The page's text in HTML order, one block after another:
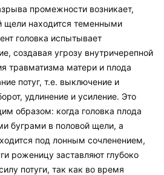
промежности возникает,
щели находится теменными
головка испытывает
создавая угрозу внутричерепной
травматизма матери и плода
потуг, т.е. выключение и
удлинение и усиление. Это
образом: когда головка плода
буграми в половой щели, а
под лонным сочленением,
роженицу заставляют глубоко
потуги, так как во время